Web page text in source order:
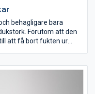
behagligare bara
Förutom att den
att få bort fukten ur